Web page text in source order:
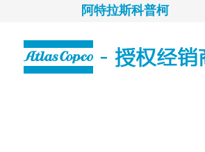
阿特拉斯科普柯